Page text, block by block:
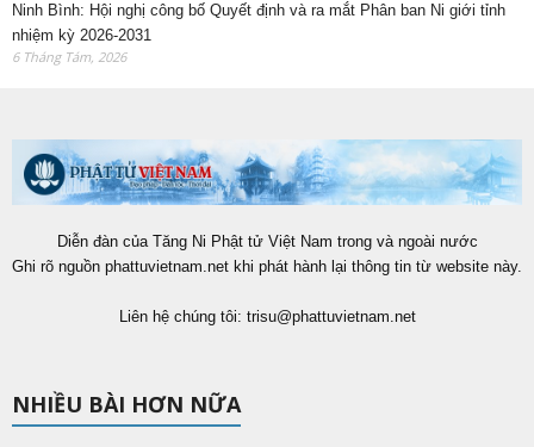
Ninh Bình: Hội nghị công bố Quyết định và ra mắt Phân ban Ni giới tỉnh
nhiệm kỳ 2026-2031
6 Tháng Tám, 2026
Diễn đàn của Tăng Ni Phật tử Việt Nam trong và ngoài nước
Ghi rõ nguồn phattuvietnam.net khi phát hành lại thông tin từ website này.
Liên hệ chúng tôi: trisu@phattuvietnam.net
NHIỀU BÀI HƠN NỮA